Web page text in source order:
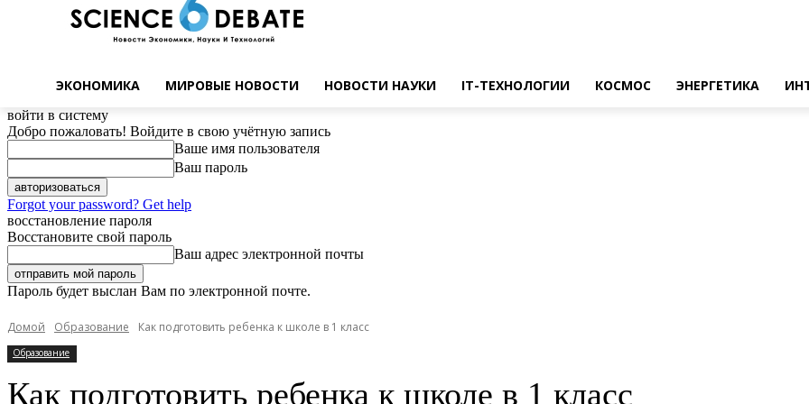
ЭКОНОМИКА МИРОВЫЕ НОВОСТИ НОВОСТИ НАУКИ IT-ТЕХНОЛОГИИ КОСМОС ЭНЕРГЕТИКА
войти в систему
Добро пожаловать! Войдите в свою учётную запись
Ваше имя пользователя
Ваш пароль
Forgot your password? Get help
восстановление пароля
Восстановите свой пароль
Ваш адрес электронной почты
Пароль будет выслан Вам по электронной почте.
Домой Образование Как подготовить ребенка к школе в 1 класс
Образование
Как подготовить ребенка к школе в 1 класс